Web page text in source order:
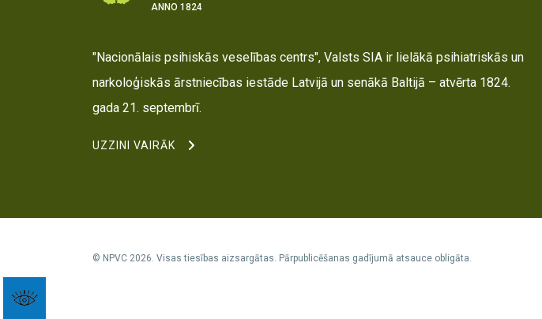
ANNO 1824
"Nacionālais psihiskās veselības centrs", Valsts SIA ir lielākā psihiatriskās un
narkoloģiskās ārstniecības iestāde Latvijā un senākā Baltijā – atvērta 1824.
gada 21. septembrī.
UZZINI VAIRĀK
© NPVC 2026. Visas tiesības aizsargātas. Pārpublicēšanas gadījumā atsauce obligāta.